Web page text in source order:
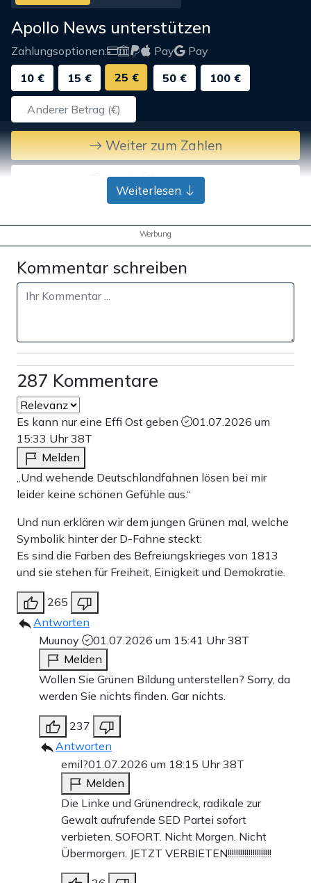
Apollo News unterstützen
Zahlungsoptionen: Pay
Pay
10 €
15 € 25 € 50 € 100 €
Weiter zum Zahlen
Bank-Überweisung
Weiterlesen
Werbung
Kommentar schreiben
287 Kommentare
Es kann nur eine Effi Ost geben
01.07.2026 um
15:33 Uhr38T
Melden
„Und wehende Deutschlandfahnen lösen bei mir
leider keine schönen Gefühle aus.“
Und nun erklären wir dem jungen Grünen mal, welche
Symbolik hinter der D-Fahne steckt:
Es sind die Farben des Befreiungskrieges von 1813
und sie stehen für Freiheit, Einigkeit und Demokratie.
265
Antworten
Muunoy
01.07.2026 um 15:41 Uhr38T
Melden
Wollen Sie Grünen Bildung unterstellen? Sorry, da
werden Sie nichts finden. Gar nichts.
237
Antworten
emil?01.07.2026 um 18:15 Uhr38T
Melden
Die Linke und Grünendreck, radikale zur
Gewalt aufrufende SED Partei sofort
verbieten. SOFORT. Nicht Morgen. Nicht
Übermorgen. JETZT VERBIETEN!!!!!!!!!!!!!!!!!!!!!